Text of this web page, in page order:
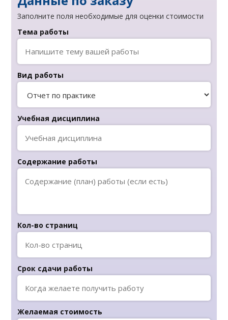
Заполните поля необходимые для оценки стоимости
Тема работы
Вид работы
Учебная дисциплина
Содержание работы
Кол-во страниц
Срок сдачи работы
Желаемая стоимость